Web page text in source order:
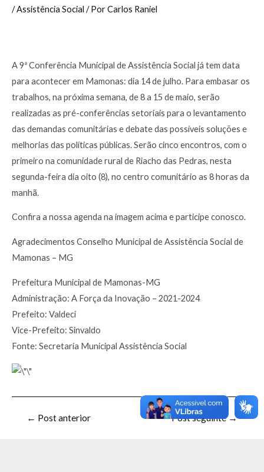
/Assistência Social / PorCarlos Raniel
A 9ª Conferência Municipal de Assistência Social já tem data
para acontecer em Mamonas: dia 14 de julho. Para embasar os
trabalhos, na próxima semana, de 8 a 15 de maio, serão
realizadas as pré-conferências setoriais para o levantamento
das demandas comunitárias e debate das possíveis soluções e
melhorias das políticas públicas. Serão cinco encontros, com o
primeiro na comunidade rural de Riacho das Pedras, nesta
segunda-feira dia oito (8), no centro comunitário as 8 horas da
manhã.
Confira a nossa agenda na imagem acima e participe conosco.
Agradecimentos Conselho Municipal de Assistência Social de
Mamonas – MG
Prefeitura Municipal de Mamonas-MG
Administração: A Força da Inovação – 2021-2024
Prefeito: Valdeci
Vice-Prefeito: Sinvaldo
Fonte: Secretaria Municipal Assistência Social
← Post anterior Post seguinte→